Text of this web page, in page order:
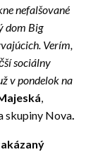
nefalšované
dom Big
Verím,
sociálny
v pondelok na
,
skupiny Nova.